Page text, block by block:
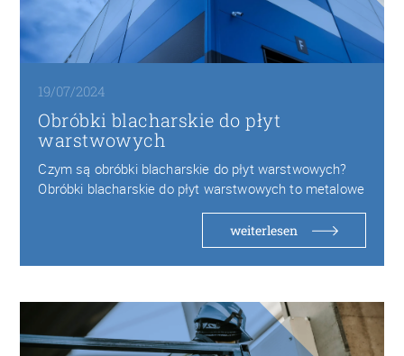
19/07/2024
Obróbki blacharskie do płyt
warstwowych
Czym są obróbki blacharskie do płyt warstwowych?
Obróbki blacharskie do płyt warstwowych to metalowe
weiterlesen